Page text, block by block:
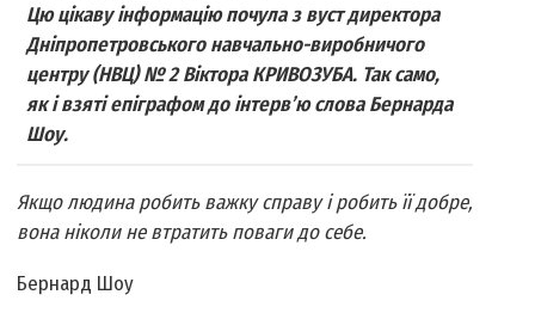
Цю цікаву інформацію почула з вуст директора
Дніпропетровського навчально-виробничого
центру (НВЦ) № 2 Віктора КРИВОЗУБА. Так само,
як і взяті епіграфом до інтерв’ю слова Бернарда
Шоу.
Якщо людина робить важку справу і робить її добре,
вона ніколи не втратить поваги до себе.
Бернард Шоу